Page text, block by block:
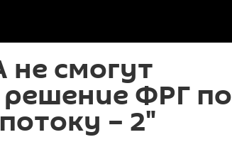
смогут
решение ФРГ по
– 2"